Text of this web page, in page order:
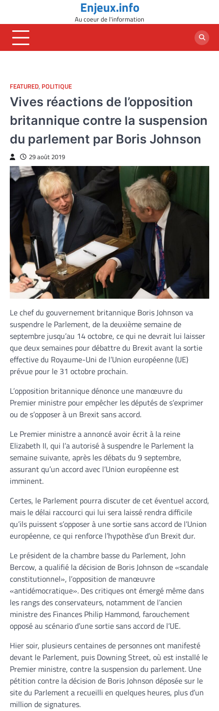
content
Enjeux.info
Au coeur de l'information
FEATURED, POLITIQUE
Vives réactions de l’opposition
britannique contre la suspension
du parlement par Boris Johnson
29 août 2019
Le chef du gouvernement britannique Boris Johnson va
suspendre le Parlement, de la deuxième semaine de
septembre jusqu’au 14 octobre, ce qui ne devrait lui laisser
que deux semaines pour débattre du Brexit avant la sortie
effective du Royaume-Uni de l’Union européenne (UE)
prévue pour le 31 octobre prochain.
L’opposition britannique dénonce une manœuvre du
Premier ministre pour empêcher les députés de s’exprimer
ou de s’opposer à un Brexit sans accord.
Le Premier ministre a annoncé avoir écrit à la reine
Elizabeth II, qui l’a autorisé à suspendre le Parlement la
semaine suivante, après les débats du 9 septembre,
assurant qu’un accord avec l’Union européenne est
imminent.
Certes, le Parlement pourra discuter de cet éventuel accord,
mais le délai raccourci qui lui sera laissé rendra difficile
qu’ils puissent s’opposer à une sortie sans accord de l’Union
européenne, ce qui renforce l’hypothèse d’un Brexit dur.
Le président de la chambre basse du Parlement, John
Bercow, a qualifié la décision de Boris Johnson de «scandale
constitutionnel», l’opposition de manœuvre
«antidémocratique». Des critiques ont émergé même dans
les rangs des conservateurs, notamment de l’ancien
ministre des Finances Philip Hammond, farouchement
opposé au scénario d’une sortie sans accord de l’UE.
Hier soir, plusieurs centaines de personnes ont manifesté
devant le Parlement, puis Downing Street, où est installé le
Premier ministre, contre la suspension du parlement. Une
pétition contre la décision de Boris Johnson déposée sur le
site du Parlement a recueilli en quelques heures, plus d’un
million de signatures.